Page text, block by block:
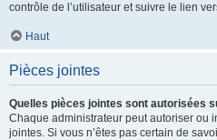
contrôle de l’utilisateur et suivre le lien
Haut
Pièces jointes
Quelles pièces jointes sont autorisées
Chaque administrateur peut autoriser ou
jointes. Si vous n’êtes pas certain de